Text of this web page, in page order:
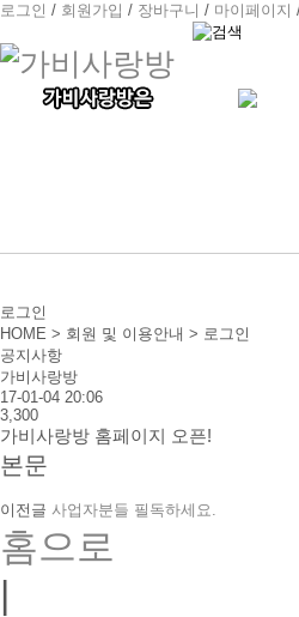
로그인 / 회원가입 / 장바구니 / 마이페이지
로그인
HOME > 회원 및 이용안내 > 로그인
공지사항
가비사랑방
17-01-04 20:06
3,300
가비사랑방 홈페이지 오픈!
본문
이전글 사업자분들 필독하세요.
홈으로
|